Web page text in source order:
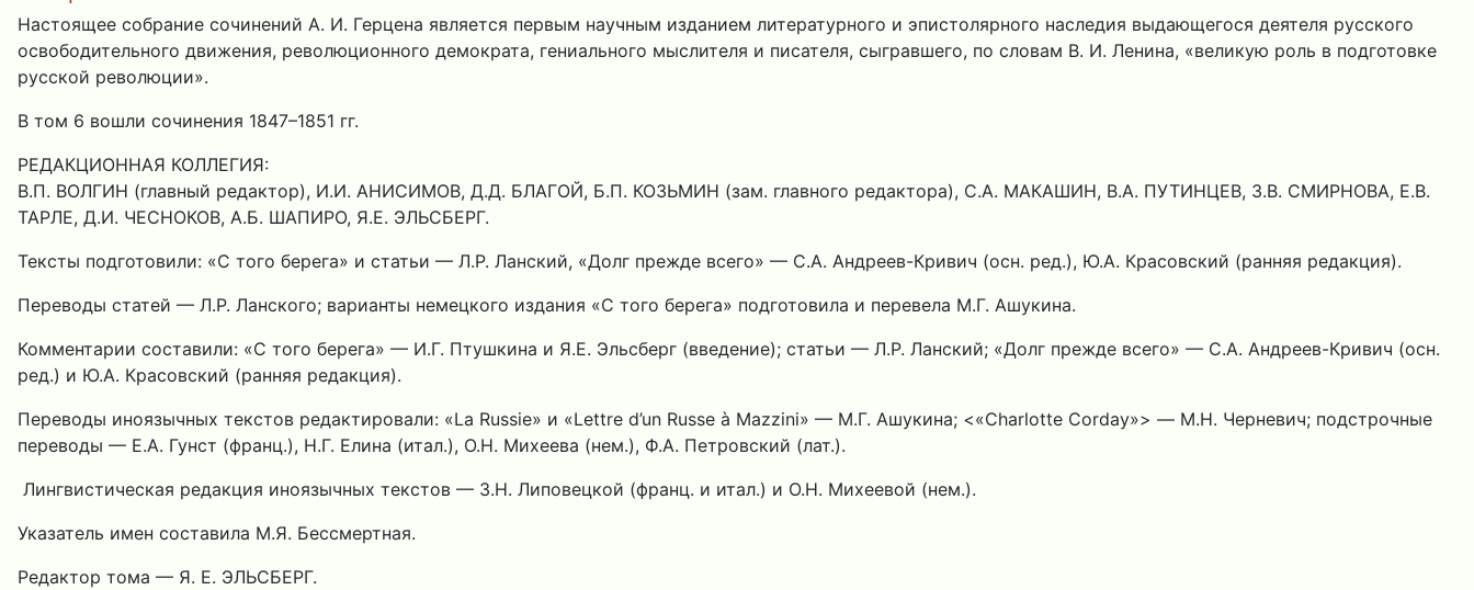
Настоящее собрание сочинений А. И. Герцена является первым научным изданием литературного и эпистолярного наследия выдающегося деятеля русского
освободительного движения, революционного демократа, гениального мыслителя и писателя, сыгравшего, по словам В. И. Ленина, «великую роль в подготовке
русской революции».
В том 6 вошли сочинения 1847–1851 гг.
РЕДАКЦИОННАЯ КОЛЛЕГИЯ:
В.П. ВОЛГИН (главный редактор), И.И. АНИСИМОВ, Д.Д. БЛАГОЙ, Б.П. КОЗЬМИН (зам. главного редактора), С.А. МАКАШИН, В.А. ПУТИНЦЕВ, З.В. СМИРНОВА, Е.В.
ТАРЛЕ, Д.И. ЧЕСНОКОВ, А.Б. ШАПИРО, Я.Е. ЭЛЬСБЕРГ.
Тексты подготовили: «С того берега» и статьи — Л.Р. Ланский, «Долг прежде всего» — С.А. Андреев-Кривич (осн. ред.), Ю.А. Красовский (ранняя редакция).
Переводы статей — Л.Р. Ланского; варианты немецкого издания «С того берега» подготовила и перевела М.Г. Ашукина.
Комментарии составили: «С того берега» — И.Г. Птушкина и Я.Е. Эльсберг (введение); статьи — Л.Р. Ланский; «Долг прежде всего» — С.А. Андреев-Кривич (осн.
ред.) и Ю.А. Красовский (ранняя редакция).
Переводы иноязычных текстов редактировали: «La Russie» и «Lettre d’un Russe à Mazzini» — M.Г. Ашукина; <«Charlotte Corday»> — М.Н. Черневич; подстрочные
переводы — Е.А. Гунст (франц.), Н.Г. Елина (итал.), О.Н. Михеева (нем.), Ф.А. Петровский (лат.).
Лингвистическая редакция иноязычных текстов — З.Н. Липовецкой (франц. и итал.) и О.Н. Михеевой (нем.).
Указатель имен составила М.Я. Бессмертная.
Редактор тома — Я. Е. ЭЛЬСБЕРГ.